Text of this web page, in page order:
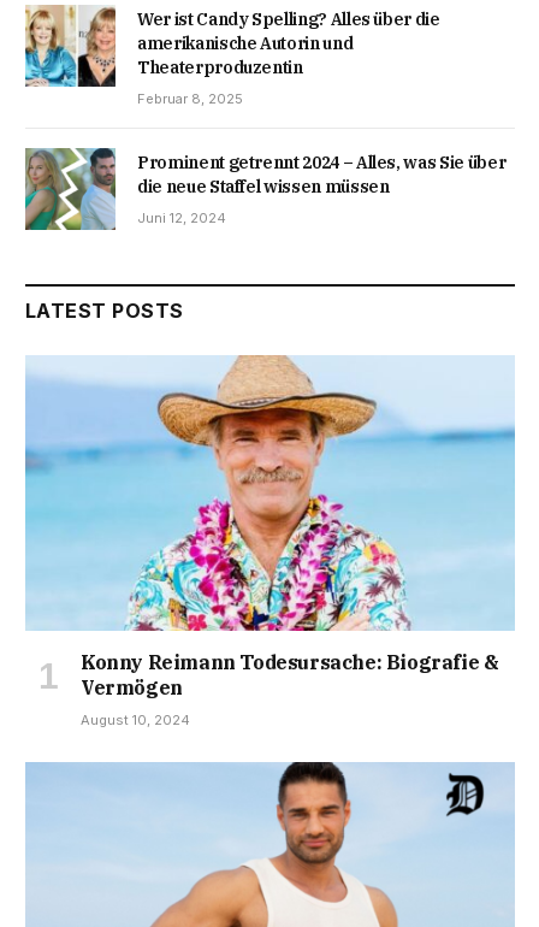
Wer ist Candy Spelling? Alles über die
amerikanische Autorin und
Theaterproduzentin
Februar 8, 2025
Prominent getrennt 2024 – Alles, was Sie über
die neue Staffel wissen müssen
Juni 12, 2024
LATEST POSTS
Konny Reimann Todesursache: Biografie &
Vermögen
August 10, 2024